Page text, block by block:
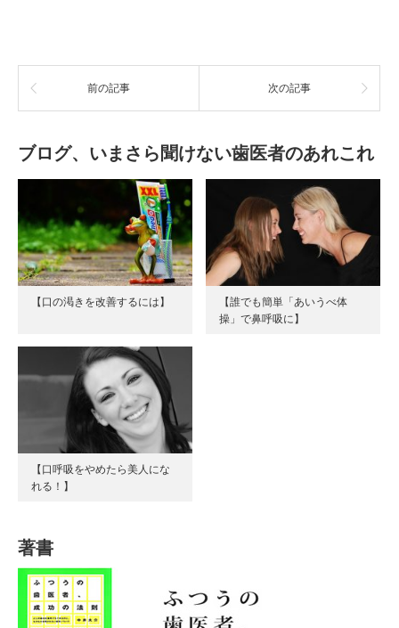
前の記事 次の記事
ブログ、いまさら聞けない歯医者のあれこれ
【口の渇きを改善するには】
【誰でも簡単「あいうべ体
操」で鼻呼吸に】
【口呼吸をやめたら美人にな
れる！】
著書